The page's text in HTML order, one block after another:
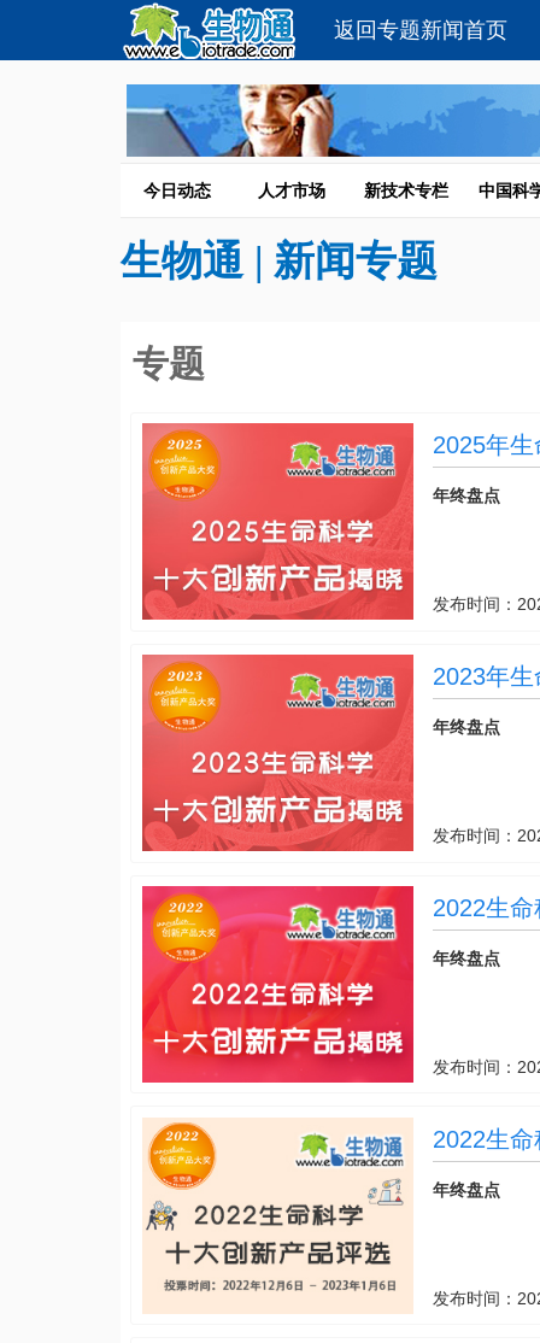
返回专题新闻首页
今日动态 人才市场 新技术专栏 中国科
生物通 | 新闻专题
专题
2025年
年终盘点
发布时间：
2023年
年终盘点
发布时间：
2022生
年终盘点
发布时间：
2022生
年终盘点
发布时间：